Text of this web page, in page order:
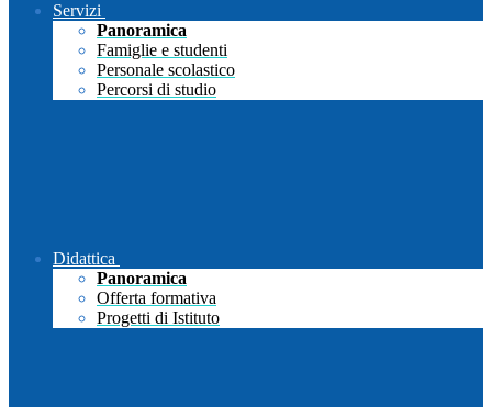
Servizi
Panoramica
Famiglie e studenti
Personale scolastico
Percorsi di studio
Didattica
Panoramica
Offerta formativa
Progetti di Istituto